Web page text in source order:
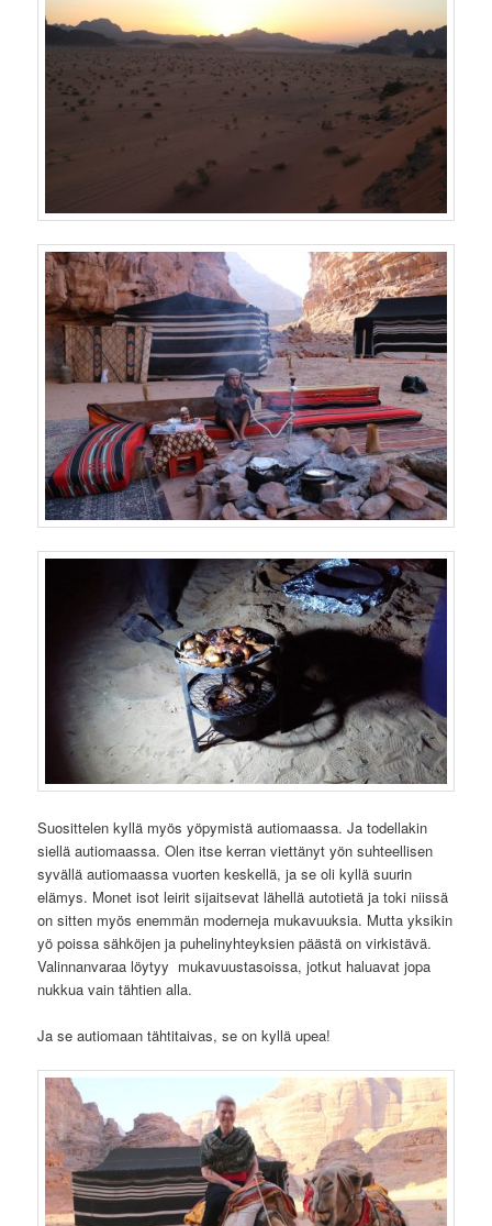
Suosittelen kyllä myös yöpymistä autiomaassa. Ja todellakin
siellä autiomaassa. Olen itse kerran viettänyt yön suhteellisen
syvällä autiomaassa vuorten keskellä, ja se oli kyllä suurin
elämys. Monet isot leirit sijaitsevat lähellä autotietä ja toki niissä
on sitten myös enemmän moderneja mukavuuksia. Mutta yksikin
yö poissa sähköjen ja puhelinyhteyksien päästä on virkistävä.
Valinnanvaraa löytyy mukavuustasoissa, jotkut haluavat jopa
nukkua vain tähtien alla.
Ja se autiomaan tähtitaivas, se on kyllä upea!